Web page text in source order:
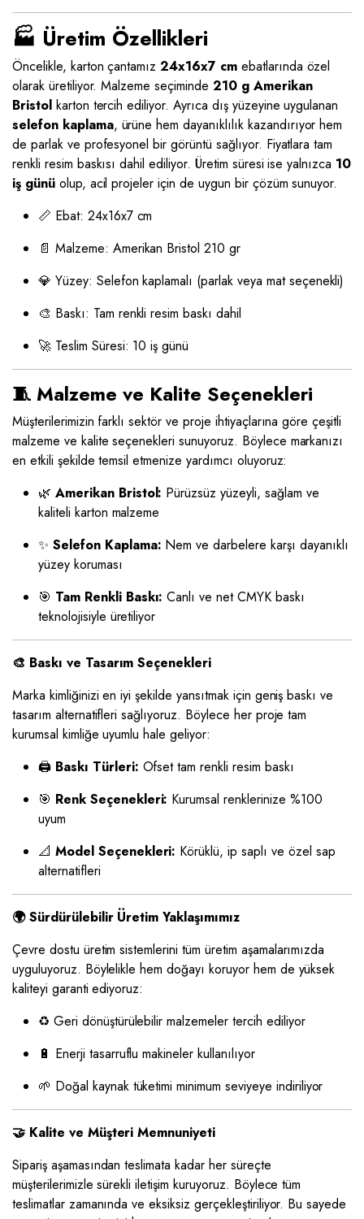
🏭 Üretim Özellikleri
Öncelikle, karton çantamız24x16x7 cmebatlarında özel
olarak üretiliyor. Malzeme seçiminde 210 g Amerikan
Bristolkarton tercih ediliyor. Ayrıca dış yüzeyine uygulanan
selefon kaplama, ürüne hem dayanıklılık kazandırıyor hem
de parlak ve profesyonel bir görüntü sağlıyor. Fiyatlara tam
renkli resim baskısı dahil ediliyor. Üretim süresi ise yalnızca 10
iş günüolup, acil projeler için de uygun bir çözüm sunuyor.
📏 Ebat: 24x16x7 cm
📄 Malzeme: Amerikan Bristol 210 gr
💎 Yüzey: Selefon kaplamalı (parlak veya mat seçenekli)
🎨 Baskı: Tam renkli resim baskı dahil
🚀 Teslim Süresi: 10 iş günü
🧵 Malzeme ve Kalite Seçenekleri
Müşterilerimizin farklı sektör ve proje ihtiyaçlarına göre çeşitli
malzeme ve kalite seçenekleri sunuyoruz. Böylece markanızı
en etkili şekilde temsil etmenize yardımcı oluyoruz:
🌿 Amerikan Bristol: Pürüzsüz yüzeyli, sağlam ve
kaliteli karton malzeme
✨ Selefon Kaplama: Nem ve darbelere karşı dayanıklı
yüzey koruması
🎯 Tam Renkli Baskı: Canlı ve net CMYK baskı
teknolojisiyle üretiliyor
🎨 Baskı ve Tasarım Seçenekleri
Marka kimliğinizi en iyi şekilde yansıtmak için geniş baskı ve
tasarım alternatifleri sağlıyoruz. Böylece her proje tam
kurumsal kimliğe uyumlu hale geliyor:
🖨️ Baskı Türleri: Ofset tam renkli resim baskı
🎯 Renk Seçenekleri: Kurumsal renklerinize %100
uyum
📐 Model Seçenekleri: Körüklü, ip saplı ve özel sap
alternatifleri
🌍 Sürdürülebilir Üretim Yaklaşımımız
Çevre dostu üretim sistemlerini tüm üretim aşamalarımızda
uyguluyoruz. Böylelikle hem doğayı koruyor hem de yüksek
kaliteyi garanti ediyoruz:
♻️ Geri dönüştürülebilir malzemeler tercih ediliyor
🔋 Enerji tasarruflu makineler kullanılıyor
🌱 Doğal kaynak tüketimi minimum seviyeye indiriliyor
🤝 Kalite ve Müşteri Memnuniyeti
Sipariş aşamasından teslimata kadar her süreçte
müşterilerimizle sürekli iletişim kuruyoruz. Böylece tüm
teslimatlar zamanında ve eksiksiz gerçekleştiriliyor. Bu sayede